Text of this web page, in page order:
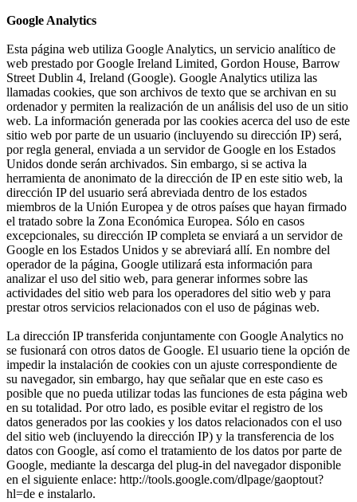
Google Analytics
Esta página web utiliza Google Analytics, un servicio analítico de
web prestado por Google Ireland Limited, Gordon House, Barrow
Street Dublin 4, Ireland (Google). Google Analytics utiliza las
llamadas cookies, que son archivos de texto que se archivan en su
ordenador y permiten la realización de un análisis del uso de un sitio
web. La información generada por las cookies acerca del uso de este
sitio web por parte de un usuario (incluyendo su dirección IP) será,
por regla general, enviada a un servidor de Google en los Estados
Unidos donde serán archivados. Sin embargo, si se activa la
herramienta de anonimato de la dirección de IP en este sitio web, la
dirección IP del usuario será abreviada dentro de los estados
miembros de la Unión Europea y de otros países que hayan firmado
el tratado sobre la Zona Económica Europea. Sólo en casos
excepcionales, su dirección IP completa se enviará a un servidor de
Google en los Estados Unidos y se abreviará allí. En nombre del
operador de la página, Google utilizará esta información para
analizar el uso del sitio web, para generar informes sobre las
actividades del sitio web para los operadores del sitio web y para
prestar otros servicios relacionados con el uso de páginas web.
La dirección IP transferida conjuntamente con Google Analytics no
se fusionará con otros datos de Google. El usuario tiene la opción de
impedir la instalación de cookies con un ajuste correspondiente de
su navegador, sin embargo, hay que señalar que en este caso es
posible que no pueda utilizar todas las funciones de esta página web
en su totalidad. Por otro lado, es posible evitar el registro de los
datos generados por las cookies y los datos relacionados con el uso
del sitio web (incluyendo la dirección IP) y la transferencia de los
datos con Google, así como el tratamiento de los datos por parte de
Google, mediante la descarga del plug-in del navegador disponible
en el siguiente enlace: http://tools.google.com/dlpage/gaoptout?
hl=de e instalarlo.